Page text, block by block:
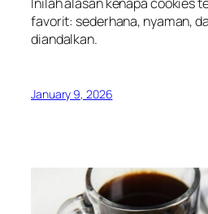
favorit: sederhana, nyaman,
diandalkan.
January 9, 2026